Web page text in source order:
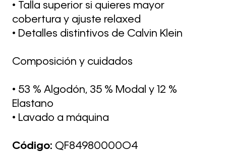
• Talla superior si quieres mayor
cobertura y ajuste relaxed
• Detalles distintivos de Calvin Klein
Composición y cuidados
• 53 % Algodón, 35 % Modal y 12 %
Elastano
• Lavado a máquina
Código: QF84980000O4